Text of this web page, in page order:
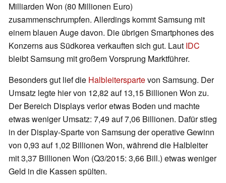
Milliarden Won (80 Millionen Euro)
zusammenschrumpfen. Allerdings kommt Samsung mit
einem blauen Auge davon. Die übrigen Smartphones des
Konzerns aus Südkorea verkauften sich gut. Laut IDC
bleibt Samsung mit großem Vorsprung Marktführer.
Besonders gut lief die Halbleiterspartevon Samsung. Der
Umsatz legte hier von 12,82 auf 13,15 Billionen Won zu.
Der Bereich Displays verlor etwas Boden und machte
etwas weniger Umsatz: 7,49 auf 7,06 Billionen. Dafür stieg
in der Display-Sparte von Samsung der operative Gewinn
von 0,93 auf 1,02 Billionen Won, während die Halbleiter
mit 3,37 Billionen Won (Q3/2015: 3,66 Bill.) etwas weniger
Geld in die Kassen spülten.